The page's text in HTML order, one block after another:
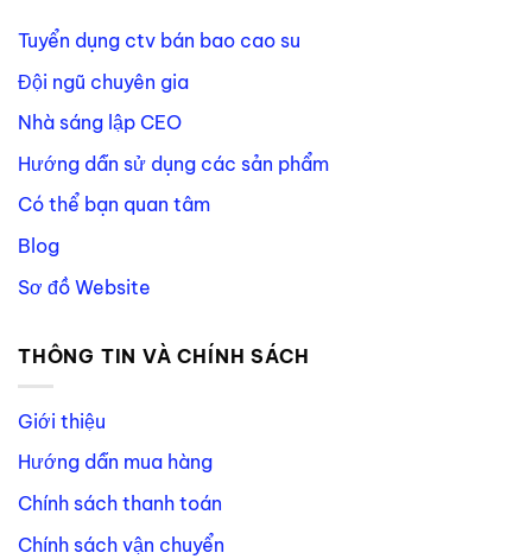
Tuyển dụng ctv bán bao cao su
Đội ngũ chuyên gia
Nhà sáng lập CEO
Hướng dẫn sử dụng các sản phẩm
Có thể bạn quan tâm
Blog
Sơ đồ Website
THÔNG TIN VÀ CHÍNH SÁCH
Giới thiệu
Hướng dẫn mua hàng
Chính sách thanh toán
Chính sách vận chuyển